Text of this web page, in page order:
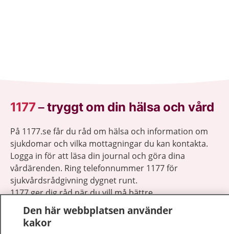
1177–tryggt om din hälsa och vård
På 1177.se får du råd om hälsa och information om
sjukdomar och vilka mottagningar du kan kontakta.
Logga in för att läsa din journal och göra dina
vårdärenden. Ring telefonnummer 1177 för
sjukvårdsrådgivning dygnet runt.
1177 ger dig råd när du vill må bättre.
Den här webbplatsen använder
kakor